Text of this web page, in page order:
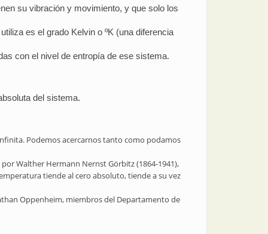
su vibración y movimiento, y que solo los
es el grado Kelvin o ºK (una diferencia
con el nivel de entropía de ese sistema.
del sistema.
Podemos acercarnos tanto como podamos
Walther Hermann Nernst Görbitz (1864-1941),
tiende al cero absoluto, tiende a su vez
Oppenheim, miembros del Departamento de